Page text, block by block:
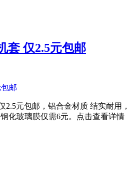
套 仅2.5元包邮
2.5元包邮，铝合金材质 结实耐
化玻璃膜仅需6元。点击查看详情